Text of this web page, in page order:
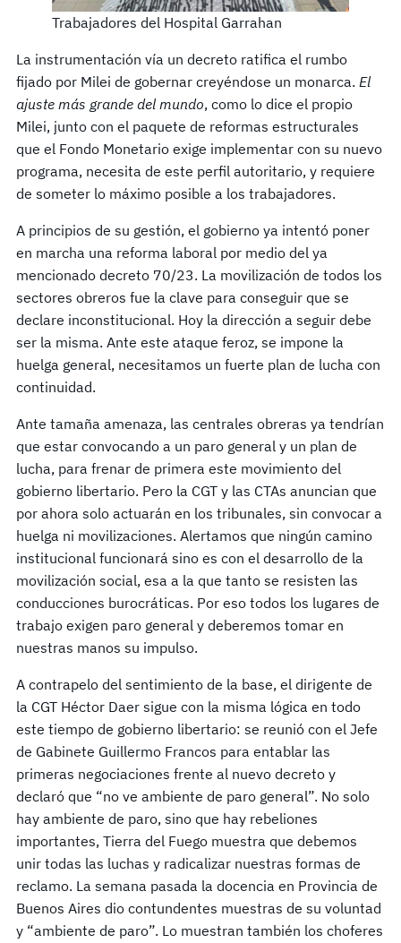
Trabajadores del Hospital Garrahan
La instrumentación vía un decreto ratifica el rumbo
fijado por Milei de gobernar creyéndose un monarca. El
ajuste más grande del mundo, como lo dice el propio
Milei, junto con el paquete de reformas estructurales
que el Fondo Monetario exige implementar con su nuevo
programa, necesita de este perfil autoritario, y requiere
de someter lo máximo posible a los trabajadores.
A principios de su gestión, el gobierno ya intentó poner
en marcha una reforma laboral por medio del ya
mencionado decreto 70/23. La movilización de todos los
sectores obreros fue la clave para conseguir que se
declare inconstitucional. Hoy la dirección a seguir debe
ser la misma. Ante este ataque feroz, se impone la
huelga general, necesitamos un fuerte plan de lucha con
continuidad.
Ante tamaña amenaza, las centrales obreras ya tendrían
que estar convocando a un paro general y un plan de
lucha, para frenar de primera este movimiento del
gobierno libertario. Pero la CGT y las CTAs anuncian que
por ahora solo actuarán en los tribunales, sin convocar a
huelga ni movilizaciones. Alertamos que ningún camino
institucional funcionará sino es con el desarrollo de la
movilización social, esa a la que tanto se resisten las
conducciones burocráticas. Por eso todos los lugares de
trabajo exigen paro general y deberemos tomar en
nuestras manos su impulso.
A contrapelo del sentimiento de la base, el dirigente de
la CGT Héctor Daer sigue con la misma lógica en todo
este tiempo de gobierno libertario: se reunió con el Jefe
de Gabinete Guillermo Francos para entablar las
primeras negociaciones frente al nuevo decreto y
declaró que “no ve ambiente de paro general”. No solo
hay ambiente de paro, sino que hay rebeliones
importantes, Tierra del Fuego muestra que debemos
unir todas las luchas y radicalizar nuestras formas de
reclamo. La semana pasada la docencia en Provincia de
Buenos Aires dio contundentes muestras de su voluntad
y “ambiente de paro”. Lo muestran también los choferes